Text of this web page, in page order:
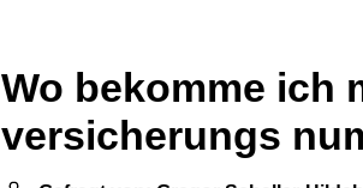
Wo bekomme ich
versicherungs